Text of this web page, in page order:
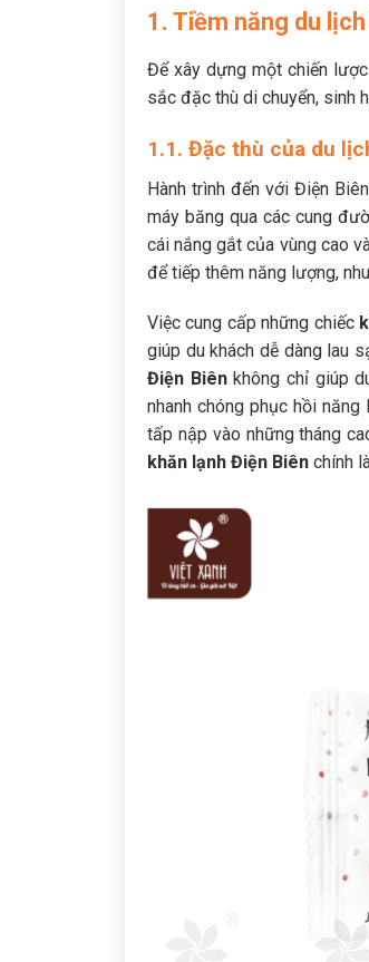
1. Tiềm năng du
Để xây dựng một chiến
sắc đặc thù di chuyển, sinh
1.1. Đặc thù của du
Hành trình đến với Điện
máy băng qua các cung
cái nắng gắt của vùng cao
để tiếp thêm năng lượng,
Việc cung cấp những chiếc
giúp du khách dễ dàng lau
Điện Biênkhông chỉ giúp
nhanh chóng phục hồi
tấp nập vào những tháng
khăn lạnh Điện Biên chính